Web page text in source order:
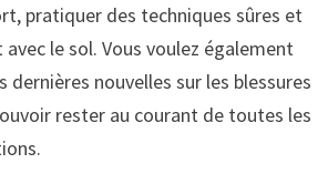
pratiquer des techniques sûres et
le sol. Vous voulez également
dernières nouvelles sur les blessures
rester au courant de toutes les